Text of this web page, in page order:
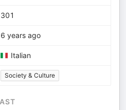
301
6 years ago
Italian
Society & Culture